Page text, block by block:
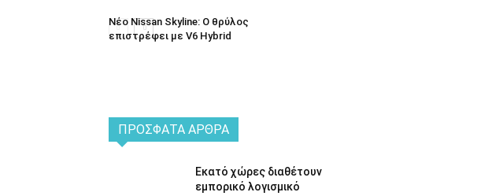
Νέο Nissan Skyline: Ο θρύλος
επιστρέφει με V6 Hybrid
ΠΡΌΣΦΑΤΑ ΆΡΘΡΑ
Εκατό χώρες διαθέτουν
εμπορικό λογισμικό